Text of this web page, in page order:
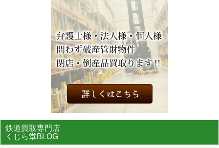
鉄道買取専門店
くじら堂BLOG